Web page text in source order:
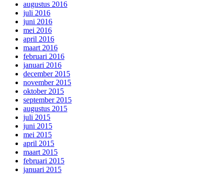
augustus 2016
juli 2016
juni 2016
mei 2016
april 2016
maart 2016
februari 2016
januari 2016
december 2015
november 2015
oktober 2015
september 2015
augustus 2015
juli 2015
juni 2015
mei 2015
april 2015
maart 2015
februari 2015
januari 2015